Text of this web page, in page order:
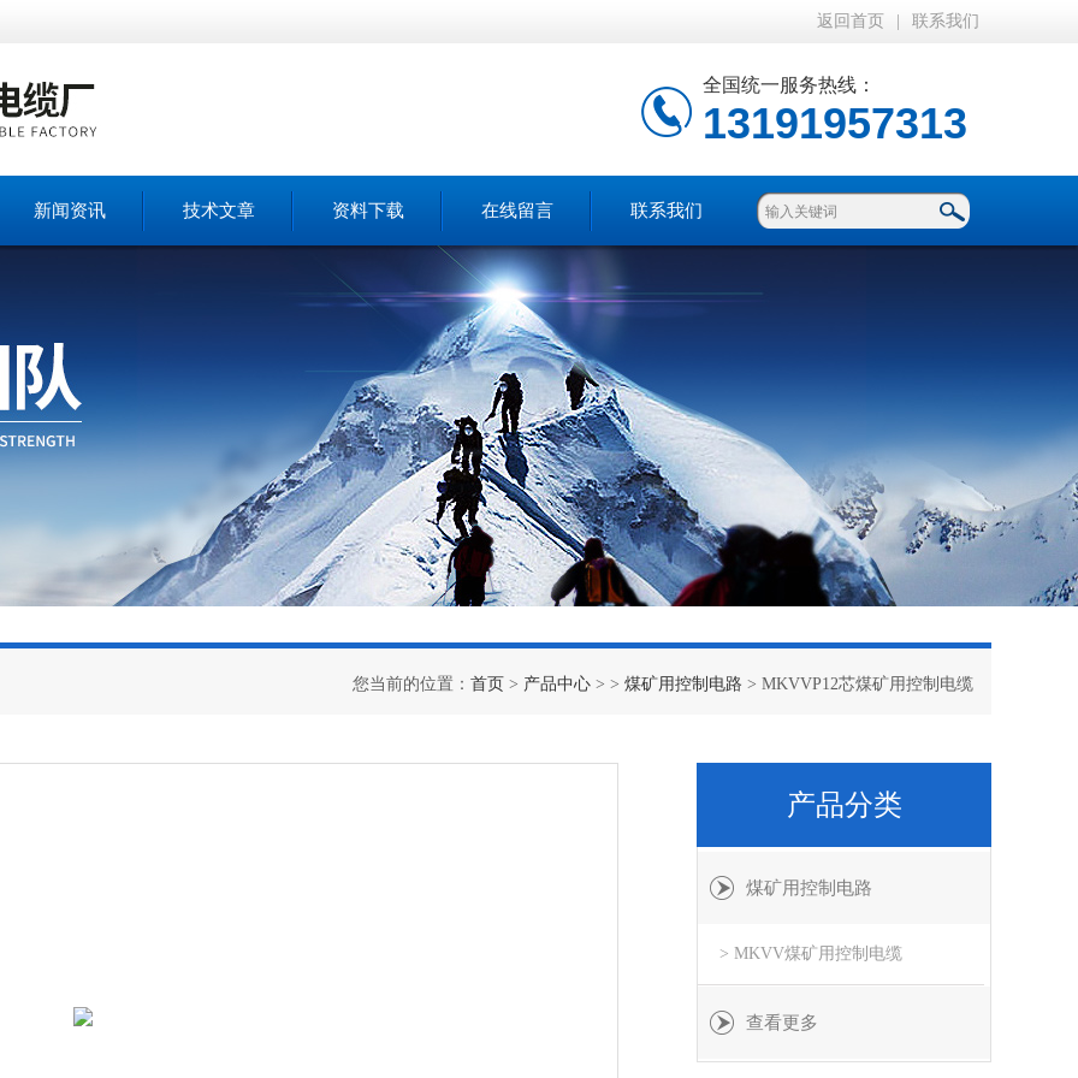
返回首页 联系我们
全国统一服务热线：
13191957313
新闻资讯 技术文章 资料下载 在线留言 联系我们
您当前的位置： 首页 > 产品中心 > > 煤矿用控制电路 > MKVVP12芯煤矿用控制电缆
产品分类
煤矿用控制电路
> MKVV煤矿用控制电缆
查看更多